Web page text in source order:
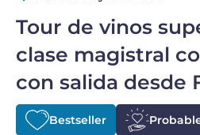
Tour de vinos
clase magistral
con salida desde
Bestseller